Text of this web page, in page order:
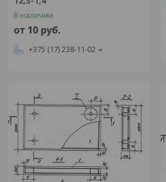
В наличии
от 10 руб.
+375 (17) 238-11-02